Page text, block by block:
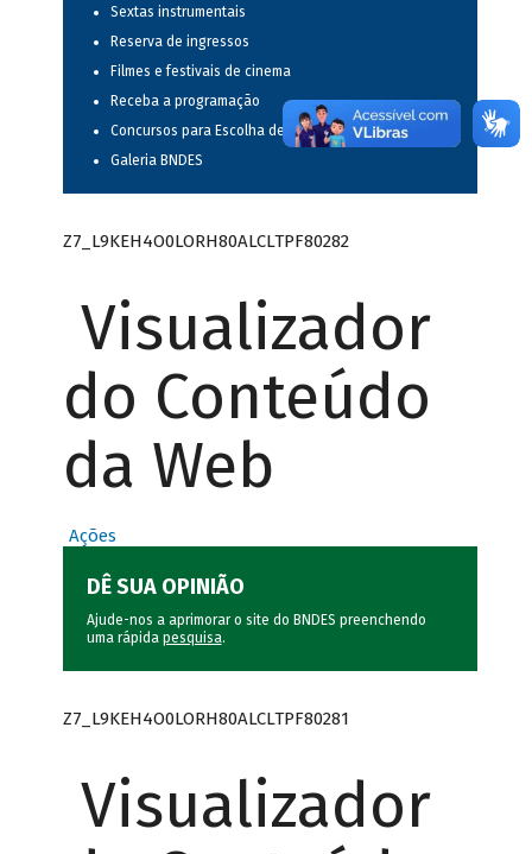
Sextas instrumentais
Reserva de ingressos
Filmes e festivais de cinema
Receba a programação
Concursos para Escolha de Espetáculos Musicais
Galeria BNDES
Z7_L9KEH4O0LORH80ALCLTPF80282
Visualizador
do Conteúdo
da Web
Ações
DÊ SUA OPINIÃO
Ajude-nos a aprimorar o site do BNDES preenchendo
uma rápida pesquisa.
Z7_L9KEH4O0LORH80ALCLTPF80281
Visualizador